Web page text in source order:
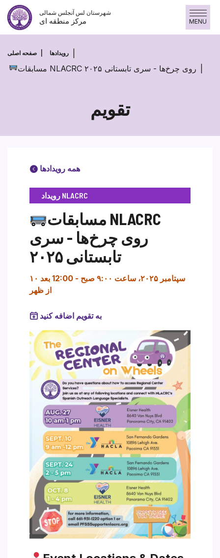
پرش
محتوا
شهرستان لس آنجلس شمالی
مرکز منطقه ای MENU
صفحه اصلی رویدادها
مسابقات NLACRC روی چرخ‌ها - سری تابستانی ۲۰۲۵
تقویم
همه رویدادها
رویداد NLACRC
مسابقات NLACRC
روی چرخ‌ها - سری
تابستانی ۲۰۲۵
۱۰ سپتامبر ۲۰۲۵، ساعت ۹:۰۰ صبح -
12:00 بعد
از ظهر
به تقویم اضافه کنید